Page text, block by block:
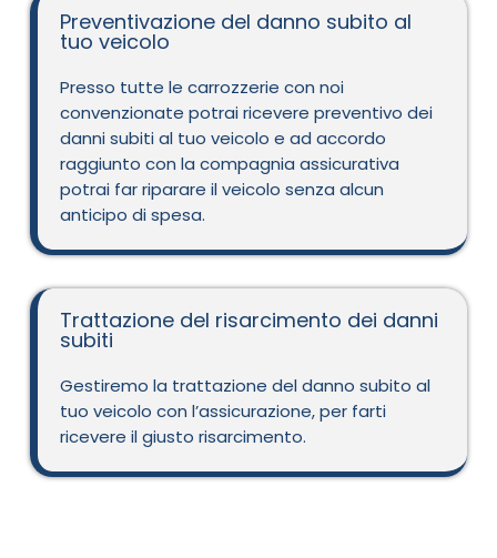
Preventivazione del danno subito al
tuo veicolo
Presso tutte le carrozzerie con noi
convenzionate potrai ricevere preventivo dei
danni subiti al tuo veicolo e ad accordo
raggiunto con la compagnia assicurativa
potrai far riparare il veicolo senza alcun
anticipo di spesa.
Trattazione del risarcimento dei danni
subiti
Gestiremo la trattazione del danno subito al
tuo veicolo con l’assicurazione, per farti
ricevere il giusto risarcimento.